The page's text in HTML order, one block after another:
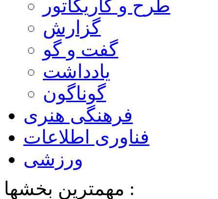
طرح و کاریکاتور
گزارش
گفت و گو
یادداشت
گوناگون
فرهنگی هنری
فناوری اطلاعات
ورزشی
مهمترین بخشها :